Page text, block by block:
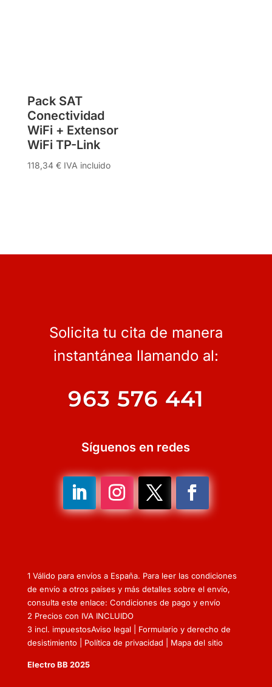
Pack SAT
Conectividad
WiFi + Extensor
WiFi TP-Link
118,34 € IVA incluido
Solicita tu cita de manera
instantánea llamando al:
963 576 441
Síguenos en redes
1 Válido para envíos a España. Para leer las condiciones
de envío a otros países y más detalles sobre el envío,
consulta este enlace: Condiciones de pago y envío
2 Precios con IVA INCLUIDO
3 incl. impuestosAviso legal| Formulario y derecho de
desistimiento| Política de privacidad Mapa del sitio
Electro BB 2025